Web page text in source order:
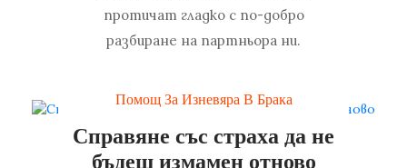
протичат гладко с по-добро
разбиране на партньора ни.
Помощ За Изневяра В Брака
Справяне със страха да не